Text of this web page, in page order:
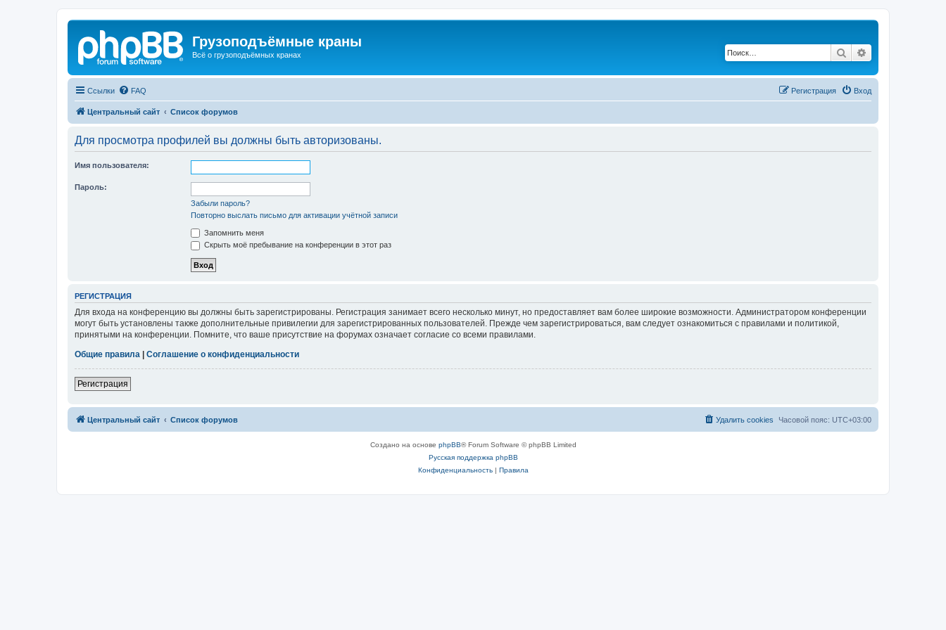
Грузоподъёмные краны
Всё о грузоподъёмных кранах Поиск
Ссылки FAQ Вход
Регистрация
Центральный сайт Список форумов
Для просмотра профилей вы должны быть авторизованы.
Имя пользователя:
Пароль:
Забыли пароль?
Повторно выслать письмо для активации учётной записи
Запомнить меня
Скрыть моё пребывание на конференции в этот раз
РЕГИСТРАЦИЯ
Для входа на конференцию вы должны быть зарегистрированы. Регистрация занимает всего несколько минут, но предоставляет вам более широкие возможности. Администратором конференции
могут быть установлены также дополнительные привилегии для зарегистрированных пользователей. Прежде чем зарегистрироваться, вам следует ознакомиться с правилами и политикой,
принятыми на конференции. Помните, что ваше присутствие на форумах означает согласие со всеми правилами.
Общие правила
Соглашение о конфиденциальности
Регистрация
Центральный сайт Список форумов Часовой пояс: UTC+03:00
Удалить cookies
Создано на основе phpBB® Forum Software © phpBB Limited
Русская поддержка phpBB
Конфиденциальность| Правила